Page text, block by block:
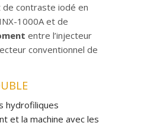
contraste iodé en
1000A et de
entre l’injecteur
conventionnel de
hydrofiliques
et la machine avec les